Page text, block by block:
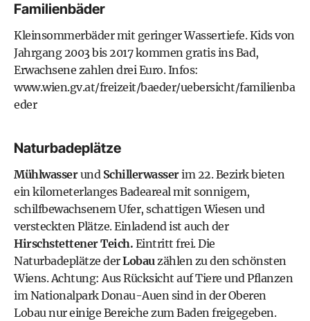
Familienbäder
Kleinsommerbäder mit geringer Wassertiefe. Kids von
Jahrgang 2003 bis 2017 kommen gratis ins Bad,
Erwachsene zahlen drei Euro. Infos:
www.wien.gv.at/freizeit/baeder/uebersicht/familienba
eder
Naturbadeplätze
Mühlwasserund Schillerwasserim 22. Bezirk bieten
ein kilometerlanges Badeareal mit sonnigem,
schilfbewachsenem Ufer, schattigen Wiesen und
versteckten Plätze. Einladend ist auch der
Hirschstettener Teich. Eintritt frei. Die
Naturbadeplätze derLobauzählen zu den schönsten
Wiens. Achtung: Aus Rücksicht auf Tiere und Pflanzen
im Nationalpark Donau-Auen sind in der Oberen
Lobau nur einige Bereiche zum Baden freigegeben.